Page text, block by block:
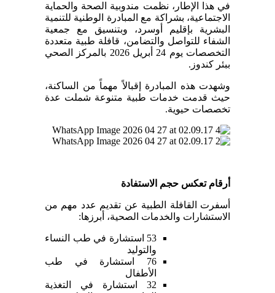
في هذا الإطار، نظمت مندوبية الصحة والحماية
الاجتماعية، بشراكة مع المبادرة الوطنية للتنمية
البشرية بإقليم أوسرد، وبتنسيق مع جمعية
الشفاء للتواصل والتضامن، قافلة طبية متعددة
التخصصات يوم 24 أبريل 2026 بالمركز الصحي
ببئر كندوز.
وشهدت هذه المبادرة إقبالاً مهماً من الساكنة،
حيث قدمت خدمات طبية متنوعة شملت عدة
تخصصات حيوية.
أرقام تعكس حجم الاستفادة
أسفرت القافلة الطبية عن تقديم عدد مهم من
الاستشارات والخدمات الصحية، أبرزها:
53 استشارة في طب النساء
والتوليد
76 استشارة في طب
الأطفال
32 استشارة في التغذية